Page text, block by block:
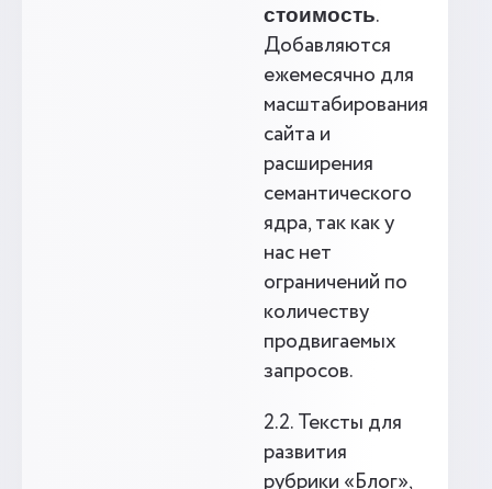
стоимость.
Добавляются
ежемесячно для
масштабирования
сайта и
расширения
семантического
ядра, так как у
нас нет
ограничений по
количеству
продвигаемых
запросов.
2.2. Тексты для
развития
рубрики «Блог»,